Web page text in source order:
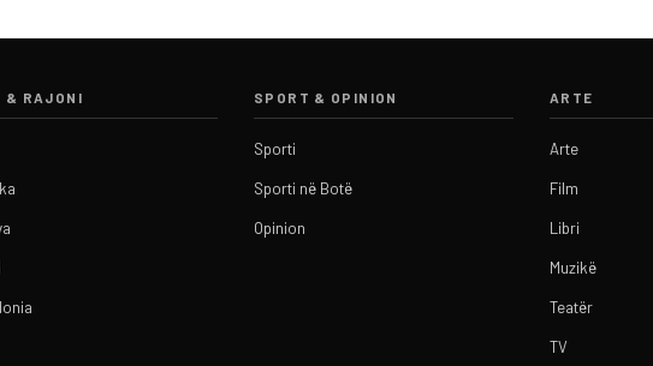
& RAJONI SPORT & OPINION
Sporti
Sporti në Botë
Opinion
ARTE
Arte
Film
Libri
Muzikë
Teatër
TV